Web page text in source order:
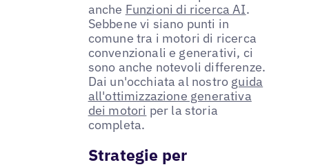
anche Funzioni di ricerca AI.
Sebbene vi siano punti in
comune tra i motori di ricerca
convenzionali e generativi, ci
sono anche notevoli differenze.
Dai un'occhiata al nostro guida
all'ottimizzazione generativa
dei motori per la storia
completa.
Strategie per